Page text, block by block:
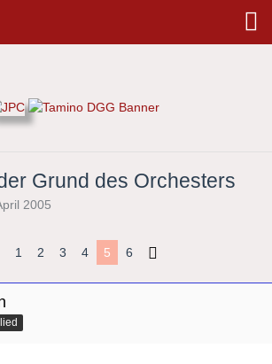
Grund des Orchesters
2005
1 2 3 4 5 6